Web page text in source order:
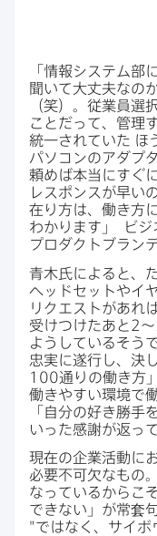
「情報システム部
聞いて​大丈夫なの
（笑）。​従業員選
ことだって、​管理
統一されていた ほ
パソコンの​アダプ
頼めば本当に​すぐ
レスポンスが​早い
在り方は、​働き方
わかります」
ビ
プロダクトブラン
青木氏に​よると、​
ヘッドセットや​イ
リクエストが​あれば
受けつけた​あと 2〜
ようしている​そう
忠実に​遂行し、​決
100通りの​働き方
働きやすい​環境で​
「自分の​好き勝手
いった​感謝が​返っ
現在の​企業活動に​
必要不可欠な​もの
なっているから​こ
できない」が​常套
"ではなく、​サイボ